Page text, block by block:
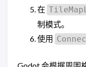
在
制模式。
使用